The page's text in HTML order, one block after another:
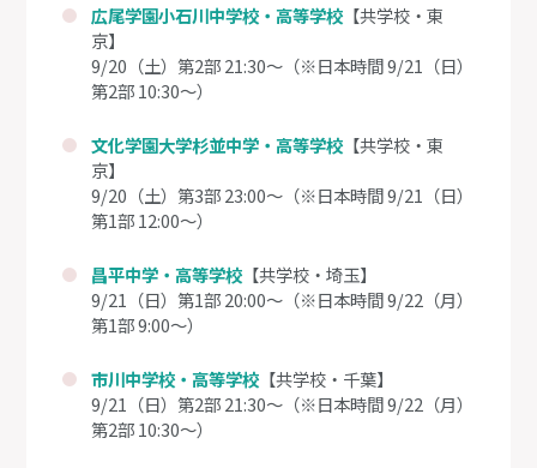
広尾学園小石川中学校・高等学校 【共学校・東
京】
9/20（土）第2部 21:30～（※日本時間 9/21（日）
第2部 10:30～）
文化学園大学杉並中学・高等学校 【共学校・東
京】
9/20（土）第3部 23:00～（※日本時間 9/21（日）
第1部 12:00～）
昌平中学・高等学校 【共学校・埼玉】
9/21（日）第1部 20:00～（※日本時間 9/22（月）
第1部 9:00～）
市川中学校・高等学校 【共学校・千葉】
9/21（日）第2部 21:30～（※日本時間 9/22（月）
第2部 10:30～）